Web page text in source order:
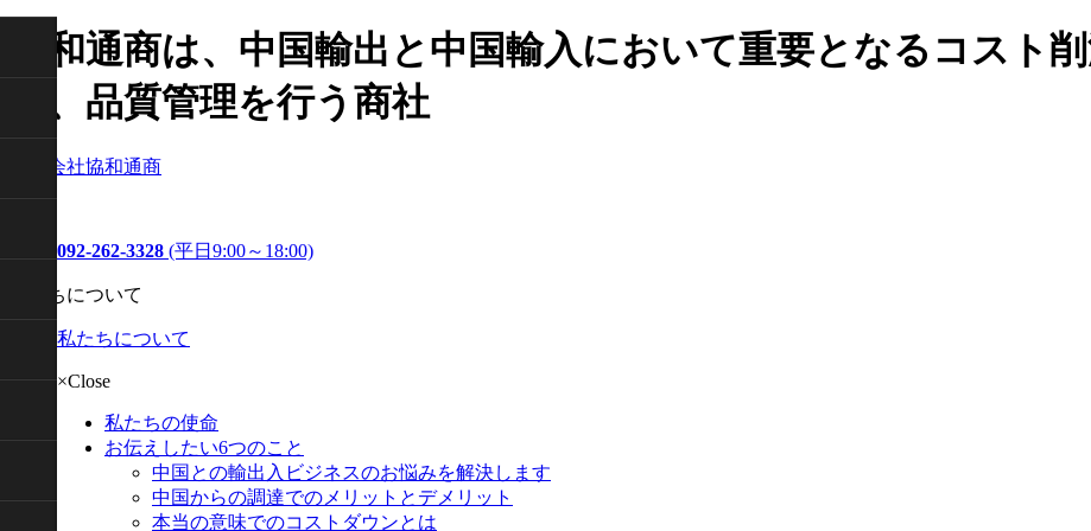
協和通商は、中国輸出と中国輸入において重要となるコスト
援、品質管理を行う商社
株式会社協和通商
092-262-3328 (平日9:00～18:00)
私たちについて
私たちについて
×Close
私たちの使命
お伝えしたい6つのこと
中国との輸出入ビジネスのお悩みを解決します
中国からの調達でのメリットとデメリット
本当の意味でのコストダウンとは